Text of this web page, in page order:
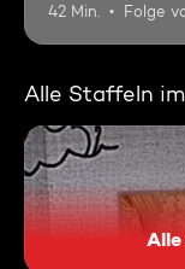
42 Min. Folge
Alle Staffeln